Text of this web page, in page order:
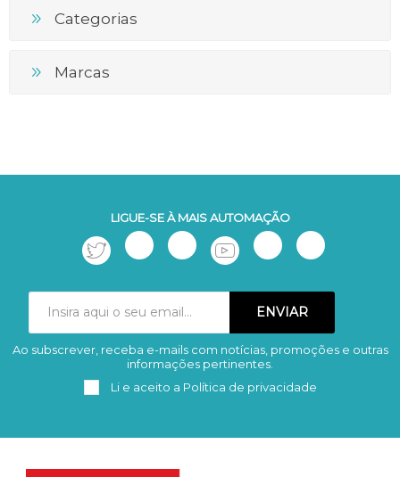
Categorias
Marcas
LIGUE-SE À MAIS AUTOMAÇÃO
Subscrever Remover
Ao subscrever, receba e-mails com notícias, promoções e outras
informações pertinentes.
Li e aceito a Política de privacidade